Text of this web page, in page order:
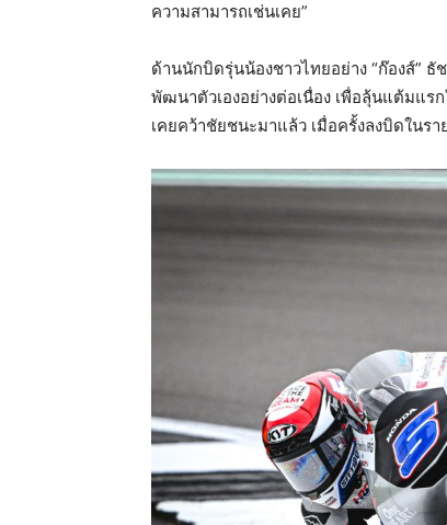
ความสามารถเช่นเคย”
ด้านนักบิดรุ่นน้องชาวไทยอย่าง “ก๊องส์” ธั
พัฒนาตัวเองอย่างต่อเนื่อง เพื่อลุ้นแต้มแร
เคยคว้าชัยชนะมาแล้ว เมื่อครั้งลงบิดในร